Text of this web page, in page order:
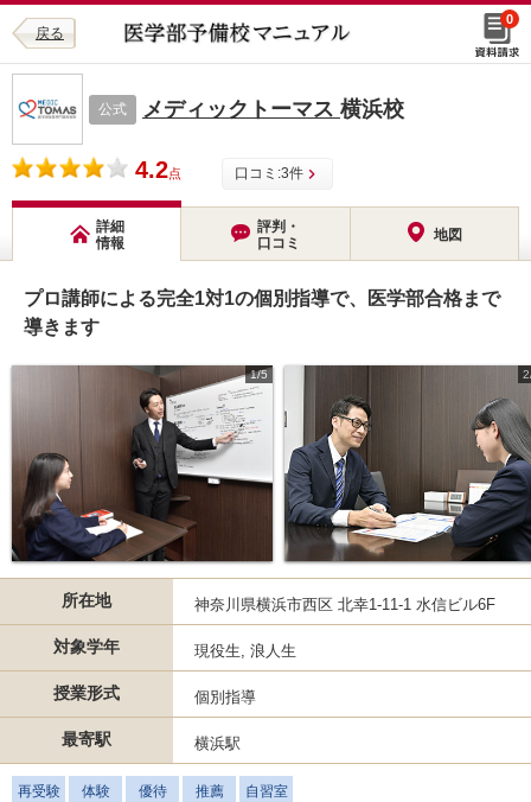
戻る
0
公式 メディックトーマス 横浜校
4.2点 口コミ:3件
詳細
情報
評判・
口コミ
地図
プロ講師による完全1対1の個別指導で、医学部合格まで
導きます
1/5
所在地 神奈川県横浜市西区 北幸1-11-1 水信ビル6F
対象学年 現役生, 浪人生
授業形式 個別指導
最寄駅 横浜駅
再受験
体験
優待
推薦
自習室